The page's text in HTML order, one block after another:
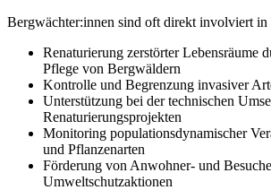
Bergwächter:innen sind oft direkt involviert in
Renaturierung zerstörter Lebensräume
Pflege von Bergwäldern
Kontrolle und Begrenzung invasiver
Unterstützung bei der technischen
Renaturierungsprojekten
Monitoring populationsdynamischer
und Pflanzenarten
Förderung von Anwohner- und
Umweltschutzaktionen